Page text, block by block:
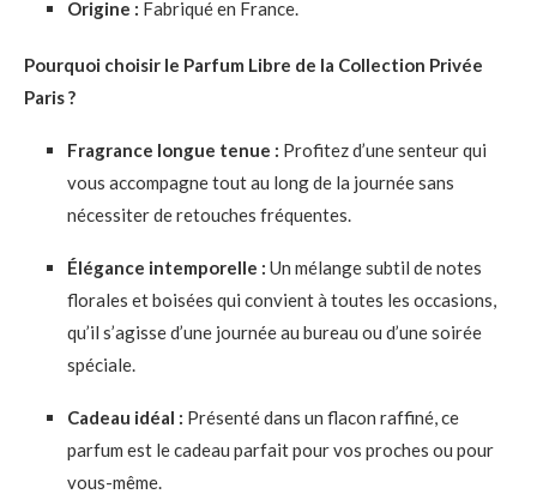
Origine : Fabriqué en France.
Pourquoi choisir le Parfum Libre de la Collection Privée
Paris ?
Fragrance longue tenue : Profitez d’une senteur qui
vous accompagne tout au long de la journée sans
nécessiter de retouches fréquentes.
Élégance intemporelle : Un mélange subtil de notes
florales et boisées qui convient à toutes les occasions,
qu’il s’agisse d’une journée au bureau ou d’une soirée
spéciale.
Cadeau idéal : Présenté dans un flacon raffiné, ce
parfum est le cadeau parfait pour vos proches ou pour
vous-même.